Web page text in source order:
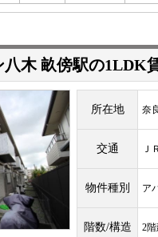
木 畝傍駅の1LDK
所在地 奈
交通 Ｊ
物件種別 ア
階数/構造 2